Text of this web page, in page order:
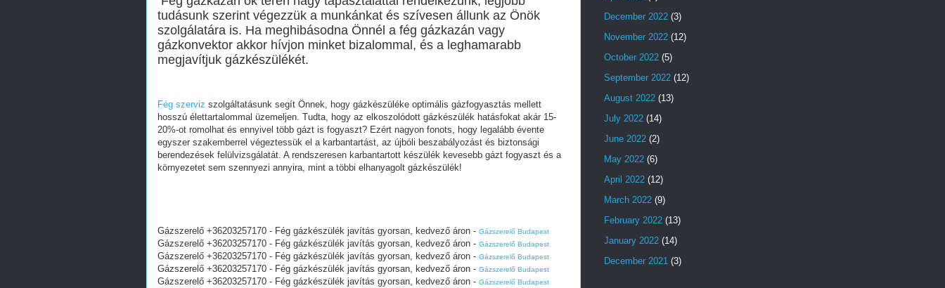
tudásunk szerint végezzük a munkánkat és szívesen állunk az Önök
szolgálatára is. Ha meghibásodna Önnél a fég gázkazán vagy
gázkonvektor akkor hívjon minket bizalommal, és a leghamarabb
megjavítjuk gázkészülékét.
Fég szerviz szolgáltatásunk segít Önnek, hogy gázkészüléke optimális gázfogyasztás mellett
hosszú élettartalommal üzemeljen. Tudta, hogy az elkoszolódott gázkészülék hatásfokat akár 15-
20%-ot romolhat és ennyivel több gázt is fogyaszt? Ezért nagyon fonots, hogy legalább évente
egyszer szakemberrel végeztessük el a karbantartást, az újbóli beszabályozást és biztonsági
berendezések felülvizsgálatát. A rendszeresen karbantartott készülék kevesebb gázt fogyaszt és a
környezetet sem szennyezi annyira, mint a többi elhanyagolt gázkészülék!
Gázszerelő +36203257170 - Fég gázkészülék javítás gyorsan, kedvező áron - Gázszerelő Budapest
Gázszerelő +36203257170 - Fég gázkészülék javítás gyorsan, kedvező áron - Gázszerelő Budapest
Gázszerelő +36203257170 - Fég gázkészülék javítás gyorsan, kedvező áron - Gázszerelő Budapest
Gázszerelő +36203257170 - Fég gázkészülék javítás gyorsan, kedvező áron - Gázszerelő Budapest
Gázszerelő +36203257170 - Fég gázkészülék javítás gyorsan, kedvező áron - Gázszerelő Budapest
December 2022 (3)
November 2022 (12)
October 2022 (5)
September 2022 (12)
August 2022 (13)
July 2022 (14)
June 2022 (2)
May 2022 (6)
April 2022 (12)
March 2022 (9)
February 2022 (13)
January 2022 (14)
December 2021 (3)